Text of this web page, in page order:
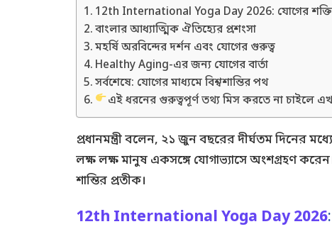
12th International Yoga Day 2026: যোগের শক্তি
বাংলার আধ্যাত্মিক ঐতিহ্যের প্রশংসা
মহর্ষি অরবিন্দের দর্শন এবং যোগের গুরুত্ব
Healthy Aging-এর জন্য যোগের বার্তা
সর্বশেষে: যোগের মাধ্যমে বিশ্বশান্তির পথ
এই ধরনের গুরুত্বপূর্ণ তথ্য মিস করতে না চাইলে
প্রধানমন্ত্রী বলেন, ২১ জুন বছরের দীর্ঘতম দিনের
লক্ষ লক্ষ মানুষ একসঙ্গে যোগাভ্যাসে অংশগ্রহণ
শান্তির প্রতীক।
12th International Yoga Day 2026: